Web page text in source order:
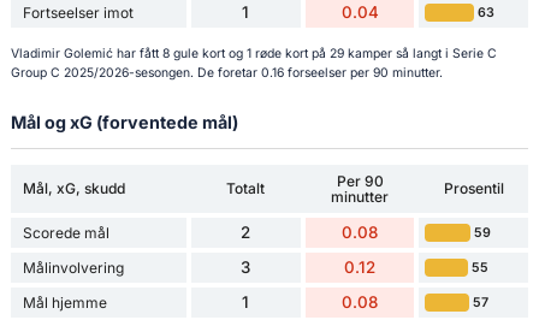
Fortseelser imot 1 0.04 63
Vladimir Golemić har fått 8 gule kort og 1 røde kort på 29 kamper så langt i Serie C
Group C 2025/2026-sesongen. De foretar 0.16 forseelser per 90 minutter.
Mål og xG (forventede mål)
Mål, xG, skudd Totalt
Per 90
minutter
Prosentil
Scorede mål 2 0.08 59
Målinvolvering 3 0.12 55
Mål hjemme 1 0.08 57